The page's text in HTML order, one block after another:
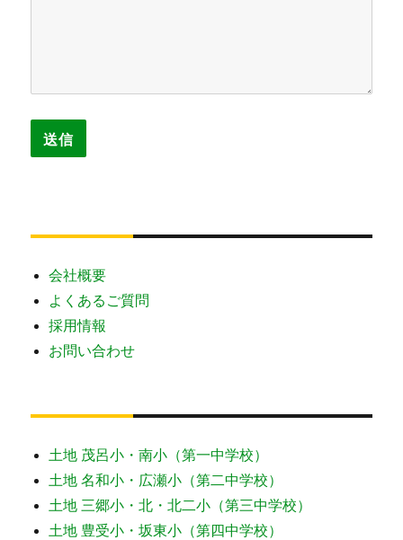
会社概要
よくあるご質問
採用情報
お問い合わせ
土地 茂呂小・南小（第一中学校）
土地 名和小・広瀬小（第二中学校）
土地 三郷小・北・北二小（第三中学校）
土地 豊受小・坂東小（第四中学校）